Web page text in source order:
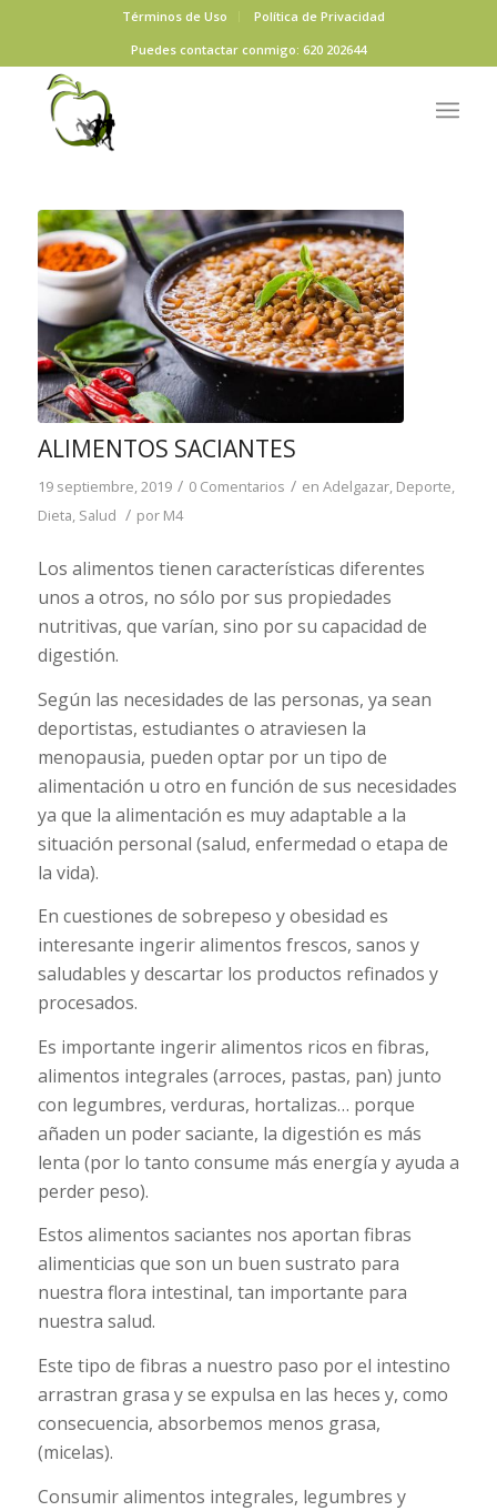
Términos de Uso
Política de Privacidad
Puedes contactar conmigo: 620 202644
ALIMENTOS SACIANTES
19 septiembre, 2019 / 0 Comentarios / en Adelgazar, Deporte,
Dieta, Salud / por M4
Los alimentos tienen características diferentes
unos a otros, no sólo por sus propiedades
nutritivas, que varían, sino por su capacidad de
digestión.
Según las necesidades de las personas, ya sean
deportistas, estudiantes o atraviesen la
menopausia, pueden optar por un tipo de
alimentación u otro en función de sus necesidades
ya que la alimentación es muy adaptable a la
situación personal (salud, enfermedad o etapa de
la vida).
En cuestiones de sobrepeso y obesidad es
interesante ingerir alimentos frescos, sanos y
saludables y descartar los productos refinados y
procesados.
Es importante ingerir alimentos ricos en fibras,
alimentos integrales (arroces, pastas, pan) junto
con legumbres, verduras, hortalizas… porque
añaden un poder saciante, la digestión es más
lenta (por lo tanto consume más energía y ayuda a
perder peso).
Estos alimentos saciantes nos aportan fibras
alimenticias que son un buen sustrato para
nuestra flora intestinal, tan importante para
nuestra salud.
Este tipo de fibras a nuestro paso por el intestino
arrastran grasa y se expulsa en las heces y, como
consecuencia, absorbemos menos grasa,
(micelas).
Consumir alimentos integrales, legumbres y